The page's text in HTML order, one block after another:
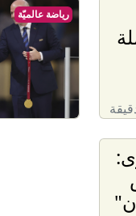
رياضة عالميّة